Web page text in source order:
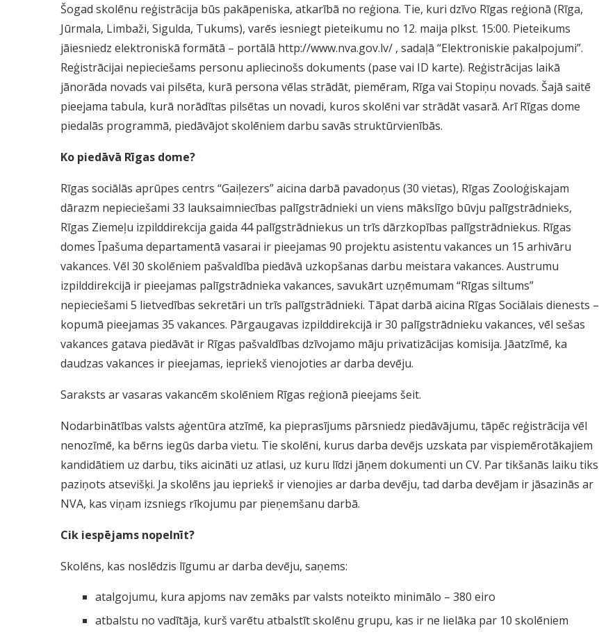
Šogad skolēnu reģistrācija būs pakāpeniska, atkarībā no reģiona. Tie, kuri dzīvo Rīgas reģionā (Rīga,
Jūrmala, Limbaži, Sigulda, Tukums), varēs iesniegt pieteikumu no 12. maija plkst. 15:00. Pieteikums
jāiesniedz elektroniskā formātā – portālā http://www.nva.gov.lv/ , sadaļā “Elektroniskie pakalpojumi”.
Reģistrācijai nepieciešams personu apliecinošs dokuments (pase vai ID karte). Reģistrācijas laikā
jānorāda novads vai pilsēta, kurā persona vēlas strādāt, piemēram, Rīga vai Stopiņu novads. Šajā saitē
pieejama tabula, kurā norādītas pilsētas un novadi, kuros skolēni var strādāt vasarā. Arī Rīgas dome
piedalās programmā, piedāvājot skolēniem darbu savās struktūrvienībās.
Ko piedāvā Rīgas dome?
Rīgas sociālās aprūpes centrs “Gaiļezers” aicina darbā pavadoņus (30 vietas), Rīgas Zooloģiskajam
dārazm nepieciešami 33 lauksaimniecības palīgstrādnieki un viens mākslīgo būvju palīgstrādnieks,
Rīgas Ziemeļu izpilddirekcija gaida 44 palīgstrādniekus un trīs dārzkopības palīgstrādniekus. Rīgas
domes Īpašuma departamentā vasarai ir pieejamas 90 projektu asistentu vakances un 15 arhivāru
vakances. Vēl 30 skolēniem pašvaldība piedāvā uzkopšanas darbu meistara vakances. Austrumu
izpilddirekcijā ir pieejamas palīgstrādnieka vakances, savukārt uzņēmumam “Rīgas siltums”
nepieciešami 5 lietvedības sekretāri un trīs palīgstrādnieki. Tāpat darbā aicina Rīgas Sociālais dienests –
kopumā pieejamas 35 vakances. Pārgaugavas izpilddirekcijā ir 30 palīgstrādnieku vakances, vēl sešas
vakances gatava piedāvāt ir Rīgas pašvaldības dzīvojamo māju privatizācijas komisija. Jāatzīmē, ka
daudzas vakances ir pieejamas, iepriekš vienojoties ar darba devēju.
Saraksts ar vasaras vakancēm skolēniem Rīgas reģionā pieejams šeit.
Nodarbinātības valsts aģentūra atzīmē, ka pieprasījums pārsniedz piedāvājumu, tāpēc reģistrācija vēl
nenozīmē, ka bērns iegūs darba vietu. Tie skolēni, kurus darba devējs uzskata par vispiemērotākajiem
kandidātiem uz darbu, tiks aicināti uz atlasi, uz kuru līdzi jāņem dokumenti un CV. Par tikšanās laiku tiks
paziņots atsevišķi. Ja skolēns jau iepriekš ir vienojies ar darba devēju, tad darba devējam ir jāsazinās ar
NVA, kas viņam izsniegs rīkojumu par pieņemšanu darbā.
Cik iespējams nopelnīt?
Skolēns, kas noslēdzis līgumu ar darba devēju, saņems:
atalgojumu, kura apjoms nav zemāks par valsts noteikto minimālo – 380 eiro
atbalstu no vadītāja, kurš varētu atbalstīt skolēnu grupu, kas ir ne lielāka par 10 skolēniem